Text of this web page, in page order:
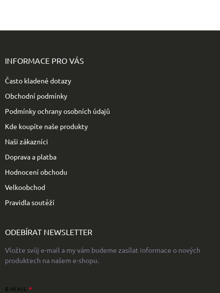
INFORMACE PRO VÁS
Často kladené dotazy
Obchodní podmínky
Podmínky ochrany osobních údajů
Kde koupíte naše produkty
Naši zákazníci
Doprava a platba
Hodnocení obchodu
Velkoobchod
Pravidla soutěží
ODEBÍRAT NEWSLETTER
Vložte svůj e-mail a my vám budeme zasílat informace o nových
produktech na našem e-shopu.
E-MAIL